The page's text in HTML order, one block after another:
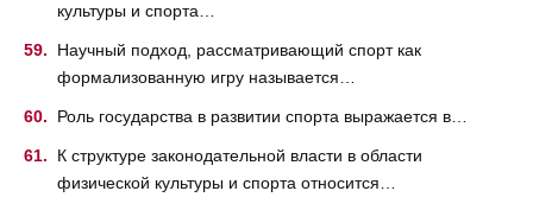
культуры и спорта…
Научный подход, рассматривающий спорт как
формализованную игру называется…
Роль государства в развитии спорта выражается в…
К структуре законодательной власти в области
физической культуры и спорта относится…